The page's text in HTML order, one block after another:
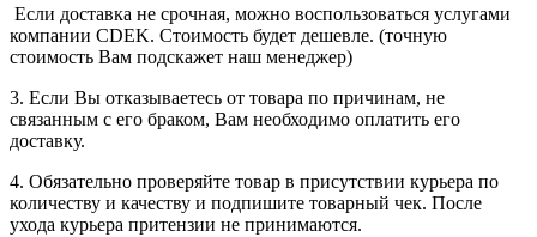
Если доставка не срочная, можно воспользоваться услугами
компании СDEK. Стоимость будет дешевле. (точную
стоимость Вам подскажет наш менеджер)
3. Если Вы отказываетесь от товара по причинам, не
связанным с его браком, Вам необходимо оплатить его
доставку.
4. Обязательно проверяйте товар в присутствии курьера по
количеству и качеству и подпишите товарный чек. После
ухода курьера притензии не принимаются.